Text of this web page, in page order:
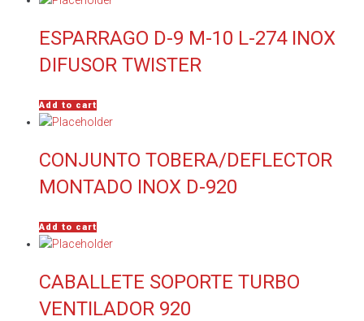
ESPARRAGO D-9 M-10 L-274 INOX
DIFUSOR TWISTER
Add to cart
CONJUNTO TOBERA/DEFLECTOR
MONTADO INOX D-920
Add to cart
CABALLETE SOPORTE TURBO
VENTILADOR 920